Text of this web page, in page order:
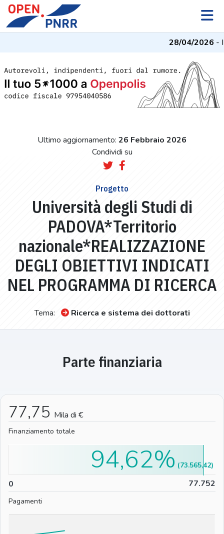
28/04/2026- I
Ultimo aggiornamento: 26 Febbraio 2026
Condividi su
Progetto
Università degli Studi di
PADOVA*Territorio
nazionale*REALIZZAZIONE
DEGLI OBIETTIVI INDICATI
NEL PROGRAMMA DI RICERCA
Tema: Ricerca e sistema dei dottorati
Parte finanziaria
77,75 Mila di €
Finanziamento totale
0 77.752
94,62% (73.565,42)
Pagamenti